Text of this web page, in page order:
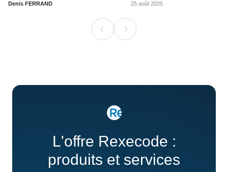
Denis FERRAND 25 août 2025
L'offre Rexecode :
produits et services